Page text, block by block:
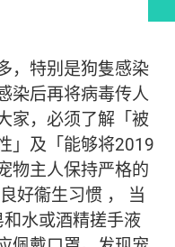
，特别是狗隻感染
染后再将病毒传人
家，必须了解「被
」及「能够将2019
物主人保持严格的
好衞生习惯 ， 当
水或酒精搓手液